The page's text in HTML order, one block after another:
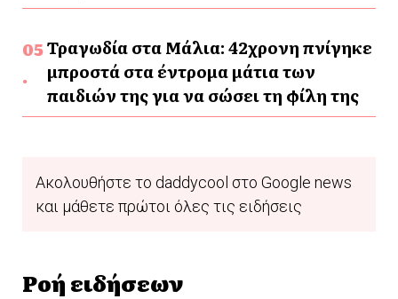
Τραγωδία στα Μάλια: 42χρονη πνίγηκε
μπροστά στα έντρομα μάτια των
παιδιών της για να σώσει τη φίλη της
Ακολουθήστε το daddycool στο Google news
και μάθετε πρώτοι όλες τις ειδήσεις
Ροή ειδήσεων